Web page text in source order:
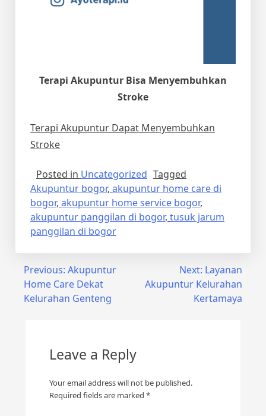
Terapi Akupuntur Bisa Menyembuhkan
Stroke
Terapi Akupuntur Dapat Menyembuhkan
Stroke
Posted in Uncategorized Tagged
Akupuntur bogor, akupuntur home care di
bogor, akupuntur home service bogor,
akupuntur panggilan di bogor, tusuk jarum
panggilan di bogor
Post
navigation
Previous: Akupuntur
Home Care Dekat
Kelurahan Genteng
Next: Layanan
Akupuntur Kelurahan
Kertamaya
Leave a Reply
Your email address will not be published.
Required fields are marked *